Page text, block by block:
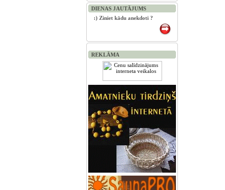
DIENAS JAUTĀJUMS
:) Ziniet kādu anekdoti ?
REKLĀMA